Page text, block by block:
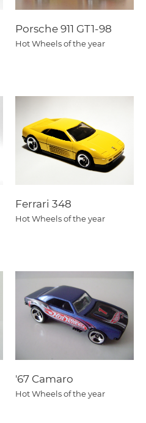
Porsche 911 GT1-98
Hot Wheels of the year
Ferrari 348
Hot Wheels of the year
'67 Camaro
Hot Wheels of the year